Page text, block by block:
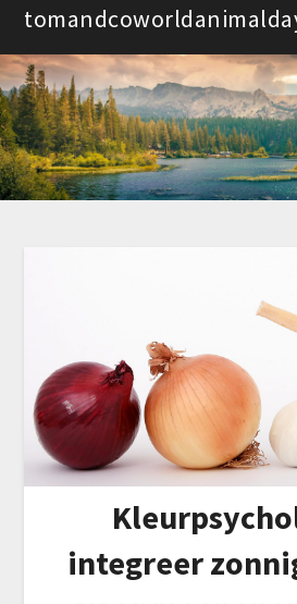
Spring
de
inhoud
integreer